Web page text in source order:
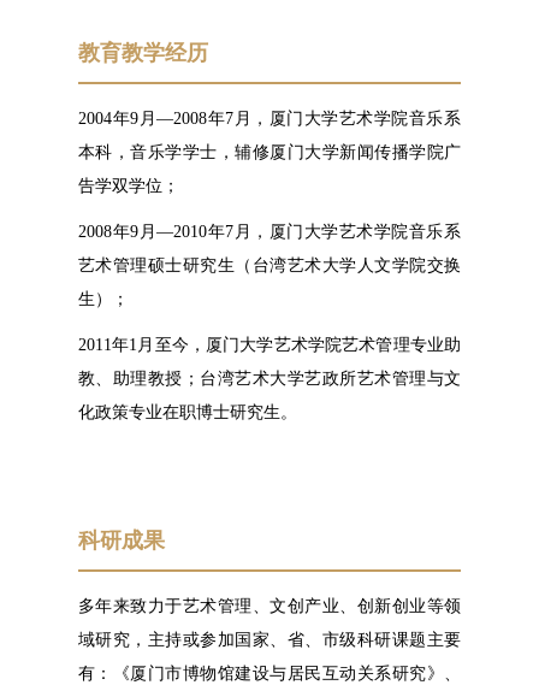
教育教学经历
2004年9月—2008年7月，厦门大学艺术学院音乐系
本科，音乐学学士，辅修厦门大学新闻传播学院广
告学双学位；
2008年9月—2010年7月，厦门大学艺术学院音乐系
艺术管理硕士研究生（台湾艺术大学人文学院交换
生）；
2011年1月至今，厦门大学艺术学院艺术管理专业助
教、助理教授；台湾艺术大学艺政所艺术管理与文
化政策专业在职博士研究生。
科研成果
多年来致力于艺术管理、文创产业、创新创业等领
域研究，主持或参加国家、省、市级科研课题主要
有：《厦门市博物馆建设与居民互动关系研究》、